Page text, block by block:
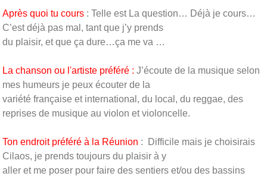
Après quoi tu cours : Telle est La question… Déjà je cours…
C’est déjà pas mal, tant que j’y prends
du plaisir, et que ça dure…ça me va …
La chanson ou l'artiste préféré : J’écoute de la musique selon
mes humeurs je peux écouter de la
variété française et international, du local, du reggae, des
reprises de musique au violon et violoncelle.
Ton endroit préféré à la Réunion : Difficile mais je choisirais
Cilaos, je prends toujours du plaisir à y
aller et me poser pour faire des sentiers et/ou des bassins